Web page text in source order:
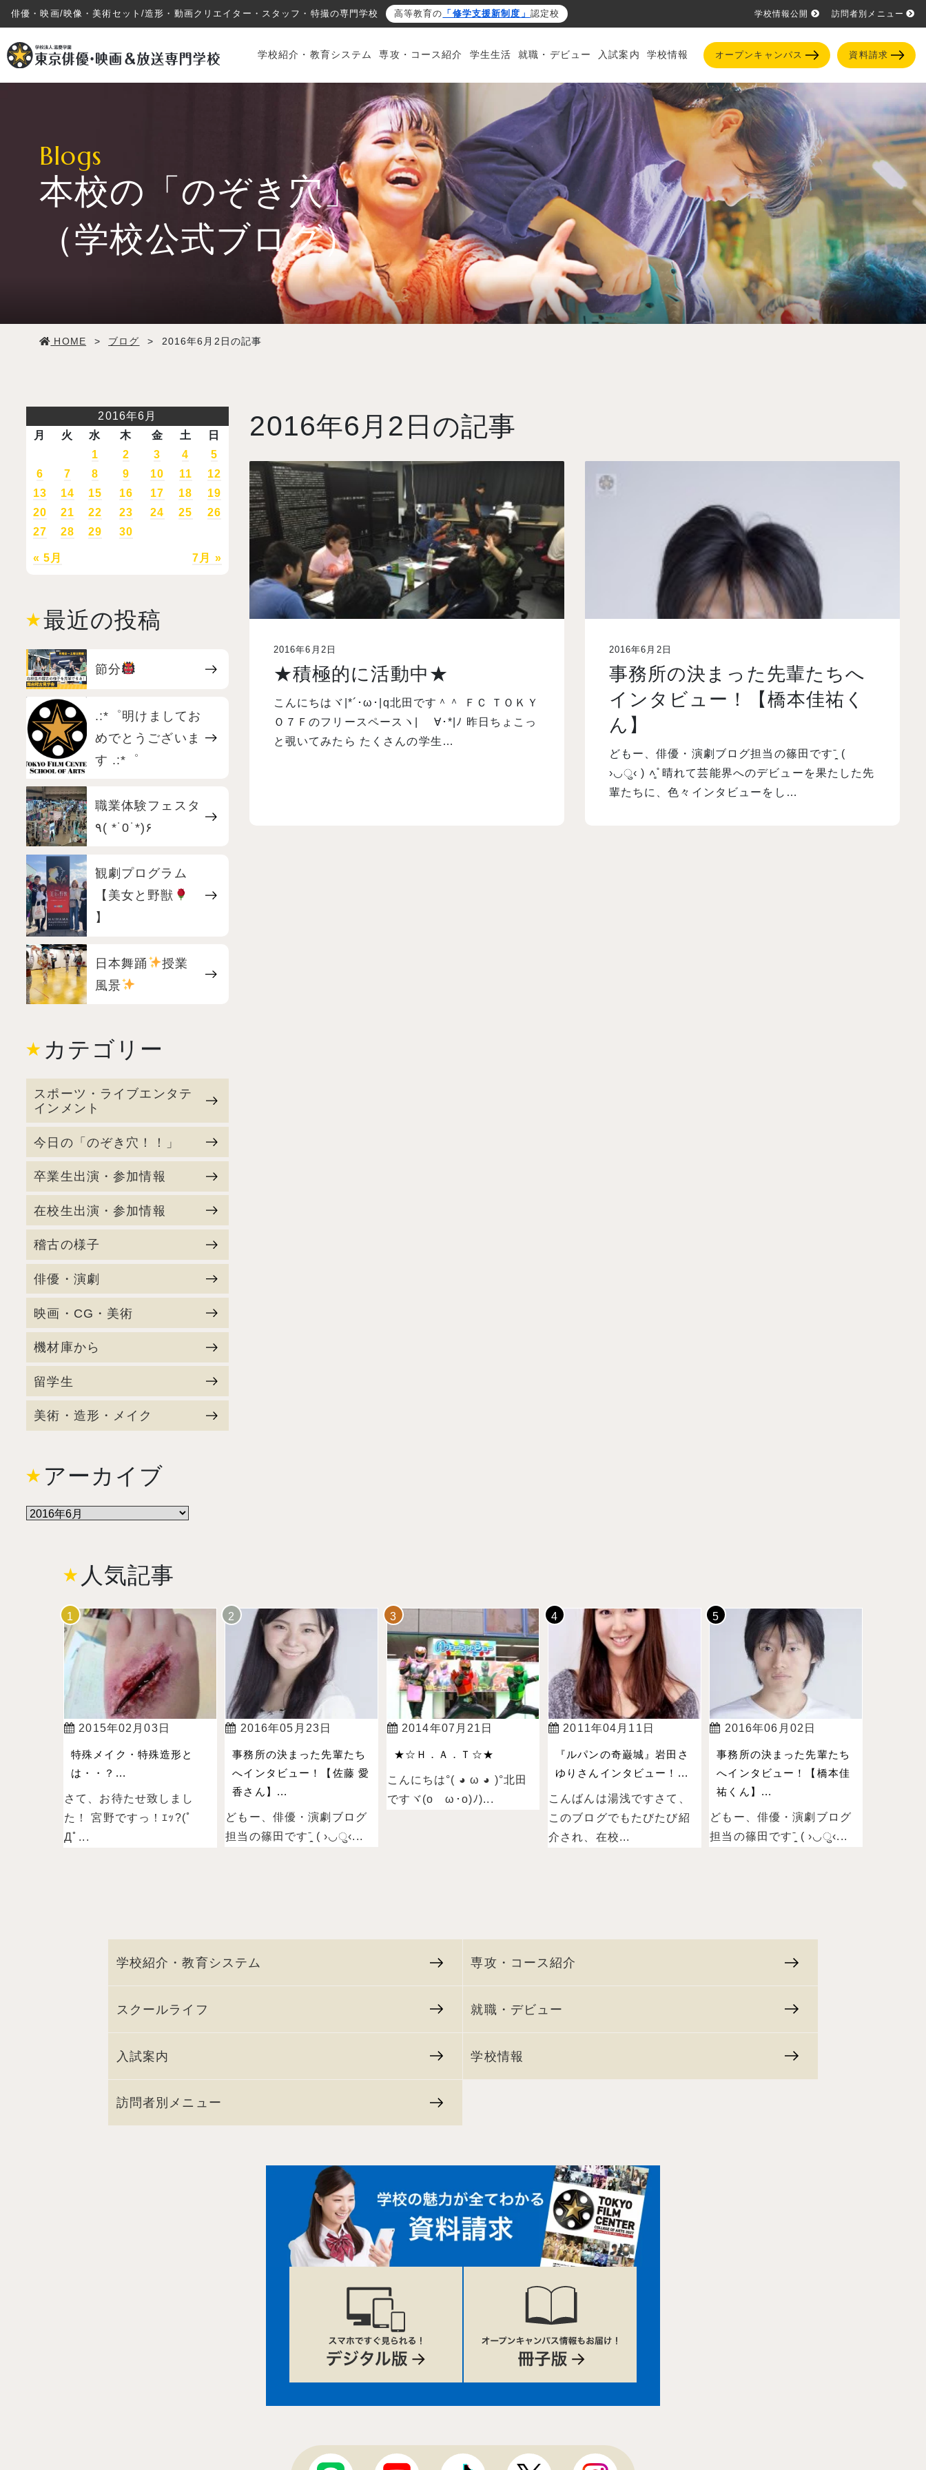
俳優・映画/映像・美術セット/造形・動画クリエイター・スタッフ・特撮の専門学校 高等教育の 「修学支援新制度」 認定校 学校情報公開 訪問者別メニュー
学校紹介・教育システム 専攻・コース紹介 学生生活 就職・デビュー 入試案内 学校情報 オープンキャンパス 資料請求
専攻・コース紹介
入試案内
オープンキャンパス
訪問者別メニュー
Blogs
本校の「のぞき穴」
（学校公式ブログ）
HOME > ブログ > 2016年6月2日の記事
2016年6 月 2 日の記事
2016年6月2日
★積極的に活動中★
こんにちはヾ|*´･ω･|q北田です＾＾ ＦＣ ＴＯＫＹ
Ｏ７Ｆのフリースペースヽ| ゝ∀･*|ﾉ 昨日ちょこっ
と覗いてみたら たくさんの学生…
2016年6月2日
事務所の決まった先輩たちへ
インタビュー！【橋本佳祐く
ん】
どもー、俳優・演劇ブログ担当の篠田ですˉ̞̭ (
›◡ु‹ ) ˄̻ ̊ 晴れて芸能界へのデビューを果たした先
輩たちに、色々インタビューをし…
2016年6月
月
火 水 木 金 土 日
« 5月 7月 »
1 2 3 4
5
6
7 8 9 10 11
12
13
14 15 16 17 18
19
20
21 22 23 24 25
26
27
28 29 30
最近の投稿
節分
.:*゜明けましてお
めでとうございま
す .:*゜
職業体験フェスタ
٩( *˙0˙*)۶
観劇プログラム
【美女と野獣
】
日本舞踊
授業
風景
カテゴリー
スポーツ・ライブエンタテ
インメント
今日の「のぞき穴！！」
卒業生出演・参加情報
在校生出演・参加情報
稽古の様子
俳優・演劇
映画・CG・美術
機材庫から
留学生
美術・造形・メイク
アーカイブ
人気記事
2015年02月03日
特殊メイク・特殊造形と
は・・？...
さて、お待たせ致しまし
た！ 宮野ですっ！ｴｯ?(ﾟ
Дﾟ...
2016年05月23日
事務所の決まった先輩たち
へインタビュー！【佐藤 愛
香さん】...
どもー、俳優・演劇ブログ
担当の篠田ですˉ̞̭ ( ›◡ु‹...
2014年07月21日
★☆Ｈ．Ａ．Ｔ☆★
こんにちは°( ◕ ω ◕ )°北田
ですヾ(oゝω･o)ﾉ)...
2011年04月11日
『ルパンの奇巌城』岩田さ
ゆりさんインタビュー！...
こんばんは湯浅ですさて、
このブログでもたびたび紹
介され、在校...
2016年06月02日
事務所の決まった先輩たち
へインタビュー！【橋本佳
祐くん】...
どもー、俳優・演劇ブログ
担当の篠田ですˉ̞̭ ( ›◡ु‹...
学校紹介・教育システム 専攻・コース紹介
スクールライフ 就職・デビュー
入試案内 学校情報
訪問者別メニュー